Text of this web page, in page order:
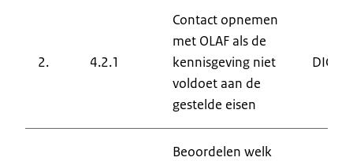
2. 4.2.1
Contact opnemen
met OLAF als de
kennisgeving niet
voldoet aan de
gestelde eisen
DIC
Beoordelen welk